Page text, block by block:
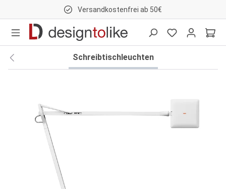
Versandkostenfrei ab 50€
Schreibtischleuchten